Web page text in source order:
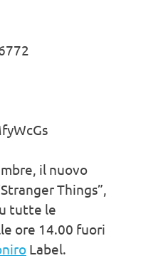
il nuovo
Things”,
tutte le
ore 14.00 fuori
Label.